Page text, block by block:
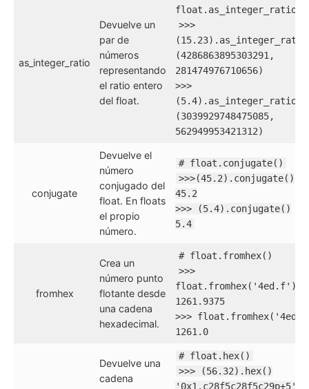
as_integer_ratio
Devuelve un
par de
números
representando
el ratio entero
del float.
float.as_integer_ratio()
>>>
(4286863895303291,
281474976710656)
>>>
(5.4).as_integer_ratio()
(3039929748475085,
562949953421312)
conjugate
Devuelve el
número
conjugado del
float. En floats
el propio
número.
# float.conjugate()
>>>(45.2).conjugate()
45.2
>>> (5.4).conjugate()
5.4
fromhex
Crea un
número punto
flotante desde
una cadena
hexadecimal.
# float.fromhex()
>>>
float.fromhex('4ed.f')
1261.9375
>>> float.fromhex('4ed')
1261.0
Devuelve una
cadena
# float.hex()
>>> (56.32).hex()
'0x1.c28f5c28f5c29p+5'